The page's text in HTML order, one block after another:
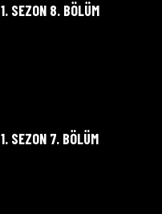
1. SEZON 8. BÖLÜM
1. SEZON 7. BÖLÜM